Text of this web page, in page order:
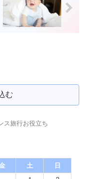
む
ス旅行お役立ち
土 日